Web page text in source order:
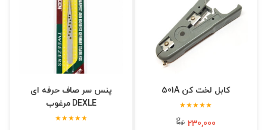
کابل لخت کن 501A
★★★★★
230,000
پنس سر صاف حرفه ای
DEXLE مرغوب
★★★★★